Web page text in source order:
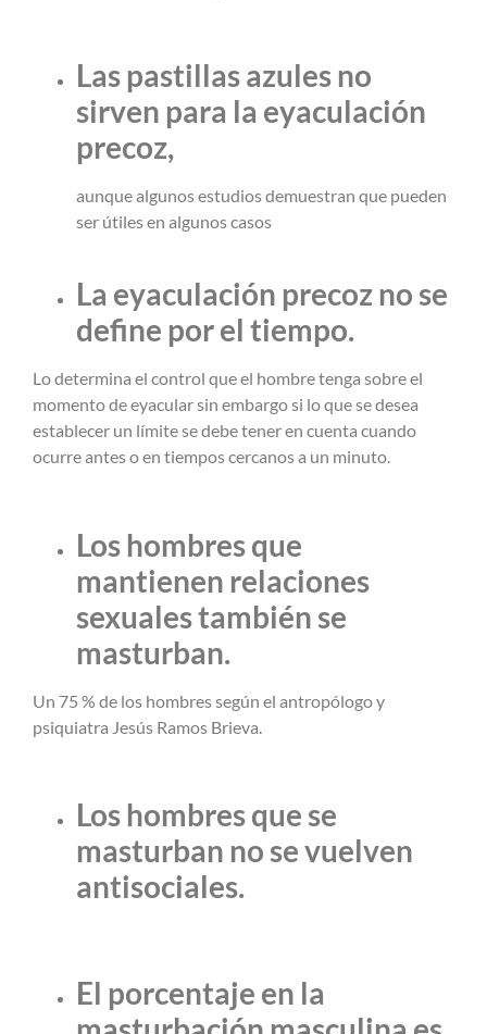
Las pastillas azules no
sirven para la eyaculación
precoz,
aunque algunos estudios demuestran que pueden
ser útiles en algunos casos
La eyaculación precoz no se
define por el tiempo.
Lo determina el control que el hombre tenga sobre el
momento de eyacular sin embargo si lo que se desea
establecer un límite se debe tener en cuenta cuando
ocurre antes o en tiempos cercanos a un minuto.
Los hombres que
mantienen relaciones
sexuales también se
masturban.
Un 75 % de los hombres según el antropólogo y
psiquiatra Jesús Ramos Brieva.
Los hombres que se
masturban no se vuelven
antisociales.
El porcentaje en la